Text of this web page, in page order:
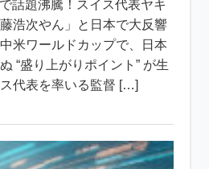
話題沸騰！スイス代表ヤキ
浩次やん」と日本で大反響
米ワールドカップで、日本
“盛り上がりポイント” が生
代表を率いる監督 […]